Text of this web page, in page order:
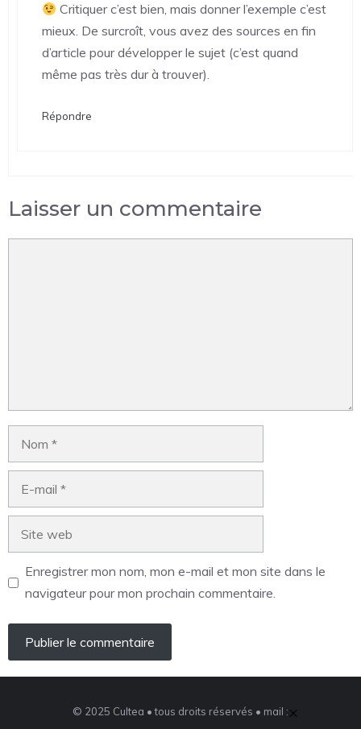
Critiquer c’est bien, mais donner l’exemple c’est
mieux. De surcroît, vous avez des sources en fin
d’article pour développer le sujet (c’est quand
même pas très dur à trouver).
Répondre
Laisser un commentaire
Enregistrer mon nom, mon e-mail et mon site dans le
navigateur pour mon prochain commentaire.
© 2025 Cultea • tous droits réservés • mail :×